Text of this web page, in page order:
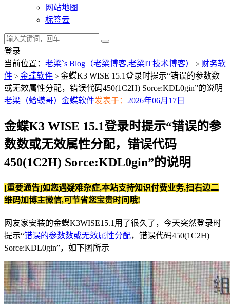
网站地图
标签云
登录
当前位置： 老梁`s Blog（老梁博客,老梁IT技术博客） > 财务软
件 > 金蝶软件 > 金蝶K3 WISE 15.1登录时提示“错误的参数数
或无效属性分配，错误代码450(1C2H) Sorce:KDL0gin”的说明
老梁（蛤蟆哥） 金蝶软件发表于： 2026年06月17日
金蝶K3 WISE 15.1登录时提示“错误的参
数数或无效属性分配，错误代码
450(1C2H) Sorce:KDL0gin”的说明
[重要通告]如您遇疑难杂症,本站支持知识付费业务,扫右边二
维码加博主微信,可节省您宝贵时间哦!
网友家安装的金蝶K3WISE15.1用了很久了，今天突然登录时
提示“错误的参数数或无效属性分配，错误代码450(1C2H)
Sorce:KDL0gin”，如下图所示